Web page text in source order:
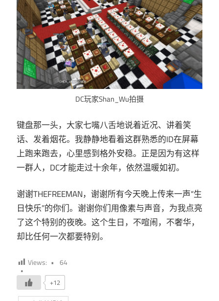
DC玩家Shan_Wu拍摄
键盘那一头，大家七嘴八舌地说着近况、讲着笑
话、发着烟花。我静静地看着这群熟悉的ID在屏幕
上跑来跑去，心里感到格外安稳。正是因为有这样
一群人，DC才能走过十余年，依然温暖如初。
谢谢THEFREEMAN，谢谢所有今天晚上传来一声“生
日快乐”的你们。谢谢你们用像素与声音，为我点亮
了这个特别的夜晚。这个生日，不喧闹，不奢华，
却比任何一次都要特别。
Views: 64
+12